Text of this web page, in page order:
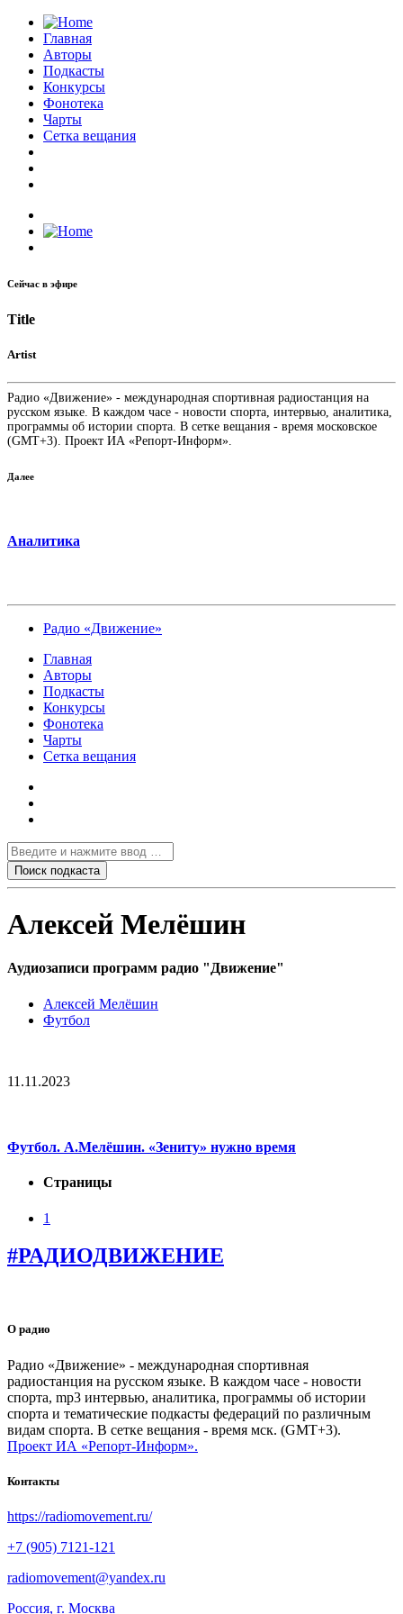
Главная
Авторы
Подкасты
Конкурсы
Фонотека
Чарты
Сетка вещания
Сейчас в эфире
Title
Artist
Радио «Движение» - международная спортивная радиостанция на
русском языке. В каждом часе - новости спорта, интервью, аналитика,
программы об истории спорта. В сетке вещания - время московское
(GMT+3). Проект ИА «Репорт-Информ».
Далее
Аналитика
Радио «Движение»
Главная
Авторы
Подкасты
Конкурсы
Фонотека
Чарты
Сетка вещания
Алексей Мелёшин
Аудиозаписи программ радио "Движение"
Алексей Мелёшин
Футбол
11.11.2023
Футбол. А.Мелёшин. «Зениту» нужно время
Страницы
1
#РАДИОДВИЖЕНИЕ
О радио
Радио «Движение» - международная спортивная
радиостанция на русском языке. В каждом часе - новости
спорта, mp3 интервью, аналитика, программы об истории
спорта и тематические подкасты федераций по различным
видам спорта. В сетке вещания - время мск. (GMT+3).
Проект ИА «Репорт-Информ».
Контакты
https://radiomovement.ru/
+7 (905) 7121-121
radiomovement@yandex.ru
Россия, г. Москва